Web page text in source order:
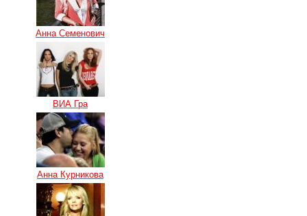
Анна Семенович
ВИА Гра
Анна Курникова